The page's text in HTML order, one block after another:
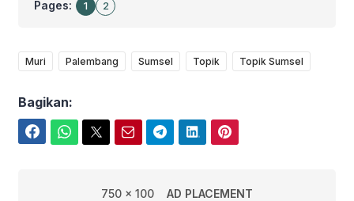
Pages: 1 2
Muri Palembang Sumsel Topik Topik Sumsel
Bagikan:
750 x 100 AD PLACEMENT